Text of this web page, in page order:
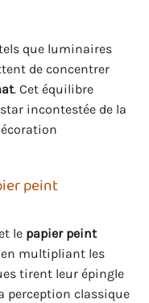
que luminaires
de concentrer
. Cet équilibre
incontestée de la
peint
le papier peint
multipliant les
tirent leur épingle
perception classique